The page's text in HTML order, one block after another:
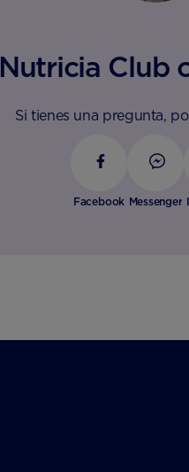
Nutricia Club
Si tienes una pregunta,
Facebook Messenger